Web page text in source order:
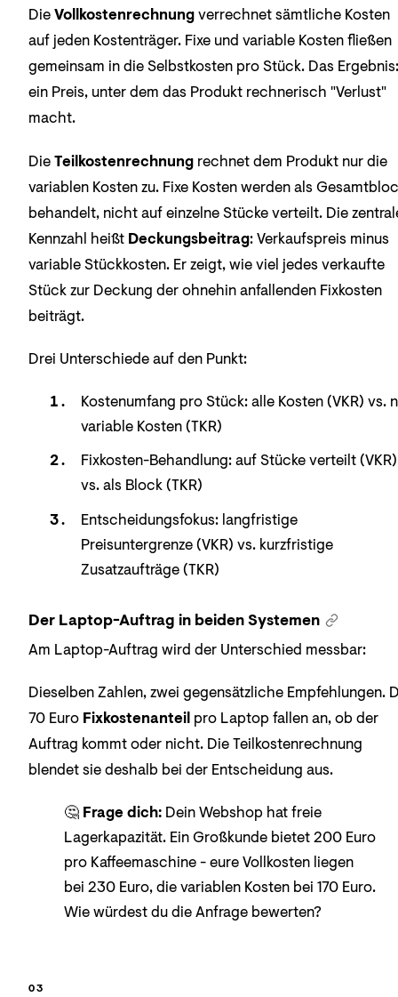
DieVollkostenrechnungverrechnet sämtliche Kosten
auf jeden Kostenträger. Fixe und variable Kosten fließen
gemeinsam in die Selbstkosten pro Stück. Das Ergebnis:
ein Preis, unter dem das Produkt rechnerisch "Verlust"
macht.
DieTeilkostenrechnung rechnet dem Produkt nur die
variablen Kosten zu. Fixe Kosten werden als
behandelt, nicht auf einzelne Stücke verteilt. Die
Kennzahl heißt Deckungsbeitrag: Verkaufspreis minus
variable Stückkosten. Er zeigt, wie viel jedes verkaufte
Stück zur Deckung der ohnehin anfallenden Fixkosten
beiträgt.
Drei Unterschiede auf den Punkt:
Kostenumfang pro Stück: alle Kosten (VKR) vs.
variable Kosten (TKR)
Fixkosten-Behandlung: auf Stücke verteilt (VKR)
vs. als Block (TKR)
Entscheidungsfokus: langfristige
Preisuntergrenze (VKR) vs. kurzfristige
Zusatzaufträge (TKR)
Der Laptop-Auftrag in beiden Systemen
Am Laptop-Auftrag wird der Unterschied messbar:
Dieselben Zahlen, zwei gegensätzliche Empfehlungen.
70 Euro Fixkostenanteil pro Laptop fallen an, ob der
Auftrag kommt oder nicht. Die Teilkostenrechnung
blendet sie deshalb bei der Entscheidung aus.
🤔 Frage dich: Dein Webshop hat freie
Lagerkapazität. Ein Großkunde bietet 200 Euro
pro Kaffeemaschine - eure Vollkosten liegen
bei 230 Euro, die variablen Kosten bei 170 Euro.
Wie würdest du die Anfrage bewerten?